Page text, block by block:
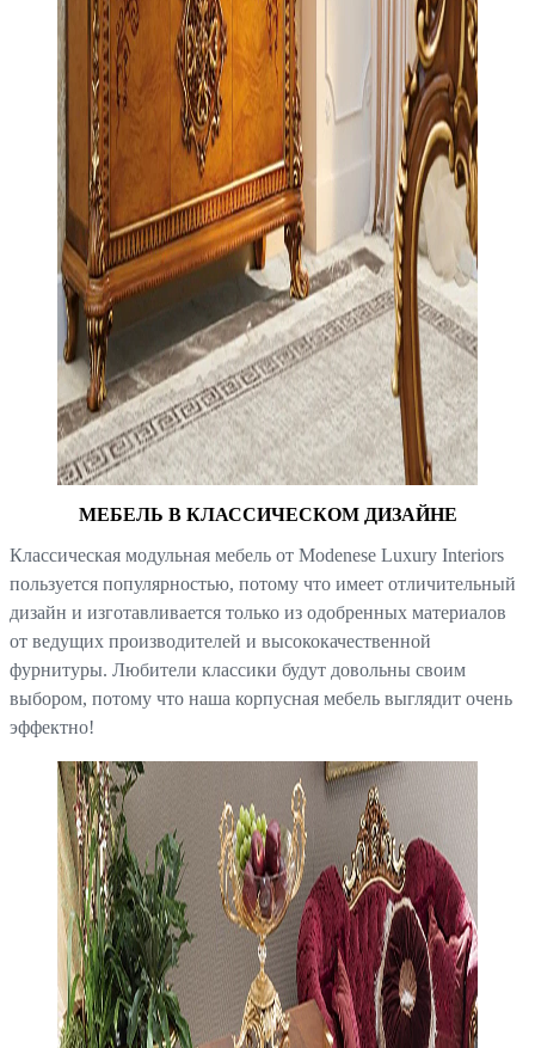
МЕБЕЛЬ В КЛАССИЧЕСКОМ ДИЗАЙНЕ
Классическая модульная мебель от Modenese Luxury Interiors
пользуется популярностью, потому что имеет отличительный
дизайн и изготавливается только из одобренных материалов
от ведущих производителей и высококачественной
фурнитуры. Любители классики будут довольны своим
выбором, потому что наша корпусная мебель выглядит очень
эффектно!